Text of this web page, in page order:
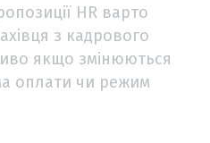
HR варто
з кадрового
якщо змінюються
оплати чи режим